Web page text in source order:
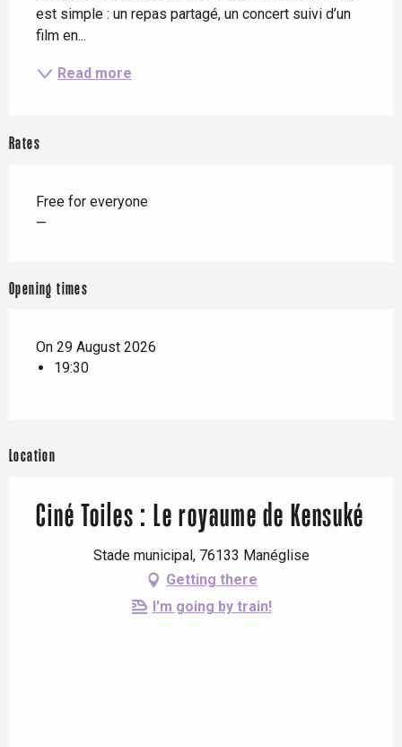
est simple : un repas partagé, un concert suivi d’un
film en...
Read more
Rates
Free for everyone
—
Opening times
On 29 August 2026
19:30
Location
Ciné Toiles : Le royaume de Kensuké
Stade municipal, 76133 Manéglise
Getting there
I'm going by train!